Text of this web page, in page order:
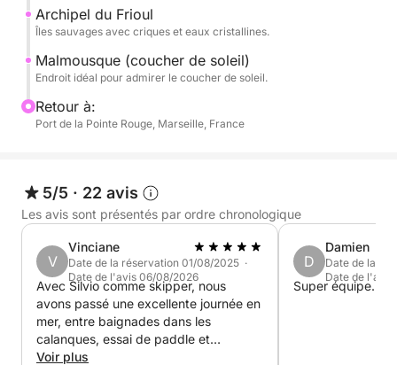
un souvenir unique pour admirer le coucher du soleil
sur la côte.
Savourez la magie du coucher de soleil marseillais
lors d'une paisible parenthèse en mer.
Réservez dès aujourd'hui votre croisière au coucher
du soleil idéale avec moi sur Click & Boat !
P.S. : Le carburant est à régler séparément au port à
la fin de la croisière auprès du skipper.
Archipel du Frioul
Îles sauvages avec criques et eaux cristallines.
Malmousque (coucher de soleil)
Endroit idéal pour admirer le coucher de soleil.
Retour à:
Port de la Pointe Rouge, Marseille, France
5/5 · 22 avis
Les avis sont présentés par ordre chronologique
V
Vinciane
Date de la réservation 01/08/2025 ·
Date de l'avis 06/08/2026
Avec Silvio comme skipper, nous
avons passé une excellente journée en
mer, entre baignades dans les
calanques, essai de paddle et
discussions agréables. Dès la
Voir plus
D
Damien
Date de la
Date de
Super équipe.